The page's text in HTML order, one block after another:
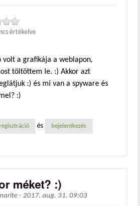
értékelve
volt a grafikája a weblapon,
töltöttem le. :) Akkor azt
:) és mi van a spyware és
:)
és bejelentkezés
méket? :)
- 2017. aug. 31. 09:03